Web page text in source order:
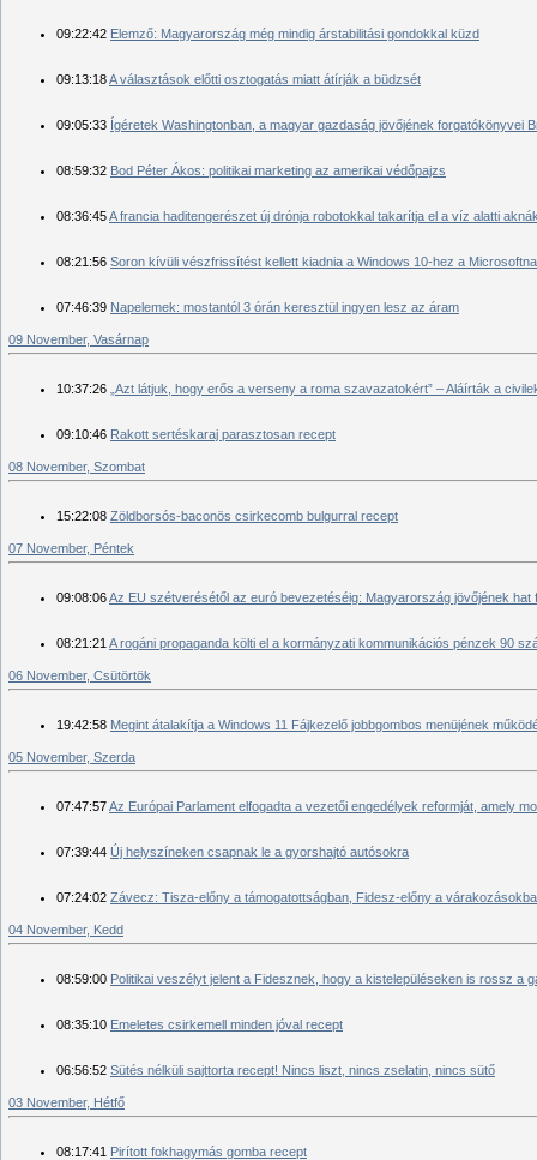
09:22:42 Elemző: Magyarország még mindig árstabilitási gondokkal küzd
09:13:18A választások előtti osztogatás miatt átírják a büdzsét
09:05:33 Ígéretek Washingtonban, a magyar gazdaság jövőjének forgatókönyvei
08:59:32 Bod Péter Ákos: politikai marketing az amerikai védőpajzs
08:36:45A francia haditengerészet új drónja robotokkal takarítja el a víz alatti
08:21:56 Soron kívüli vészfrissítést kellett kiadnia a Windows 10-hez a
07:46:39 Napelemek: mostantól 3 órán keresztül ingyen lesz az áram
09 November, Vasárnap
10:37:26 „Azt látjuk, hogy erős a verseny a roma szavazatokért” – Aláírták a
09:10:46 Rakott sertéskaraj parasztosan recept
08 November, Szombat
15:22:08 Zöldborsós-baconös csirkecomb bulgurral recept
07 November, Péntek
09:08:06Az EU szétverésétől az euró bevezetéséig: Magyarország jövőjének
08:21:21 A rogáni propaganda költi el a kormányzati kommunikációs pénzek 90
06 November, Csütörtök
19:42:58 Megint átalakítja a Windows 11 Fájkezelő jobbgombos menüjének
05 November, Szerda
07:47:57Az Európai Parlament elfogadta a vezetői engedélyek reformját, amely
07:39:44 Új helyszíneken csapnak le a gyorshajtó autósokra
07:24:02 Závecz: Tisza-előny a támogatottságban, Fidesz-előny a
04 November, Kedd
08:59:00 Politikai veszélyt jelent a Fidesznek, hogy a kistelepüléseken is rossz a
08:35:10 Emeletes csirkemell minden jóval recept
06:56:52 Sütés nélküli sajttorta recept! Nincs liszt, nincs zselatin, nincs sütő
03 November, Hétfő
08:17:41 Pirított fokhagymás gomba recept